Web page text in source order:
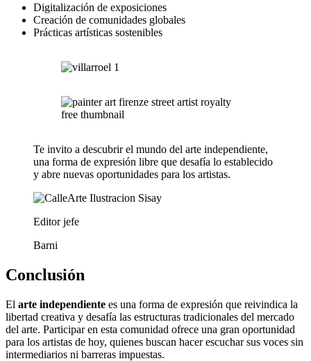
Digitalización de exposiciones
Creación de comunidades globales
Prácticas artísticas sostenibles
Te invito a descubrir el mundo del arte independiente,
una forma de expresión libre que desafía lo establecido
y abre nuevas oportunidades para los artistas.
Editor jefe
Barni
Conclusión
El arte independiente es una forma de expresión que reivindica la
libertad creativa y desafía las estructuras tradicionales del mercado
del arte. Participar en esta comunidad ofrece una gran oportunidad
para los artistas de hoy, quienes buscan hacer escuchar sus voces sin
intermediarios ni barreras impuestas.